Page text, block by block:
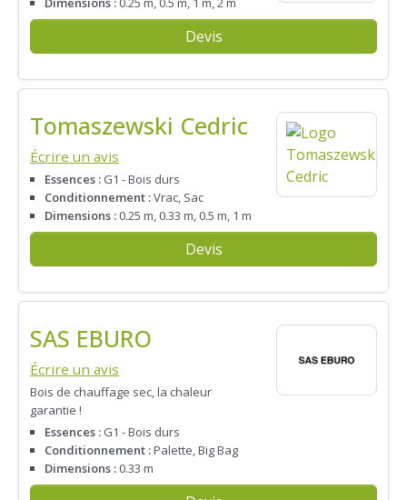
Devis
Tomaszewski Cedric
Écrire un avis
Essences : G1 - Bois durs
Conditionnement :Vrac, Sac
Dimensions : 0.25 m, 0.33 m, 0.5 m, 1 m
Devis
SAS EBURO
Écrire un avis
Bois de chauffage sec, la chaleur
garantie !
Essences : G1 - Bois durs
Conditionnement :Palette, Big Bag
Dimensions : 0.33 m